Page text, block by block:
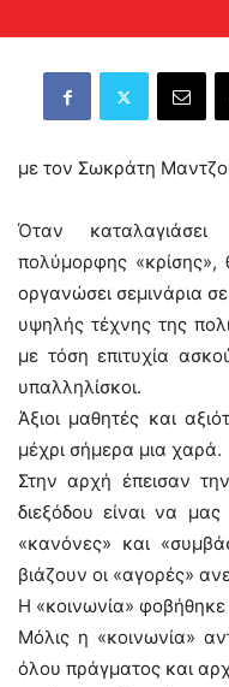
με τον Σωκράτη
Όταν
πολύμορφης
οργανώσει σεμινάρια
υψηλής τέχνης της
με τόση επιτυχία
υπαλληλίσκοι.
Άξιοι μαθητές και
μέχρι σήμερα μια χαρά.
Στην αρχή έπεισαν
διεξόδου είναι να
«κανόνες» και
βιάζουν οι «αγορές»
Η «κοινωνία»
Μόλις η «κοινωνία»
όλου πράγματος και